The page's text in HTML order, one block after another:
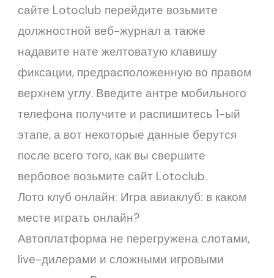
сайте Lotoclub перейдите возьмите
должностной веб-журнал а также
надавите нате желтоватую клавишу
фиксации, предрасположенную во правом
верхнем углу. Введите антре мобильного
телефона получите и распишитесь 1-ый
этапе, а вот некоторые данные берутся
после всего того, как вы свершите
вербовое возьмите сайт Lotoclub.
Лото клуб онлайн: Игра авиаклуб: в каком
месте играть онлайн?
Автоплатформа не перегружена слотами,
live-дилерами и сложными игровыми